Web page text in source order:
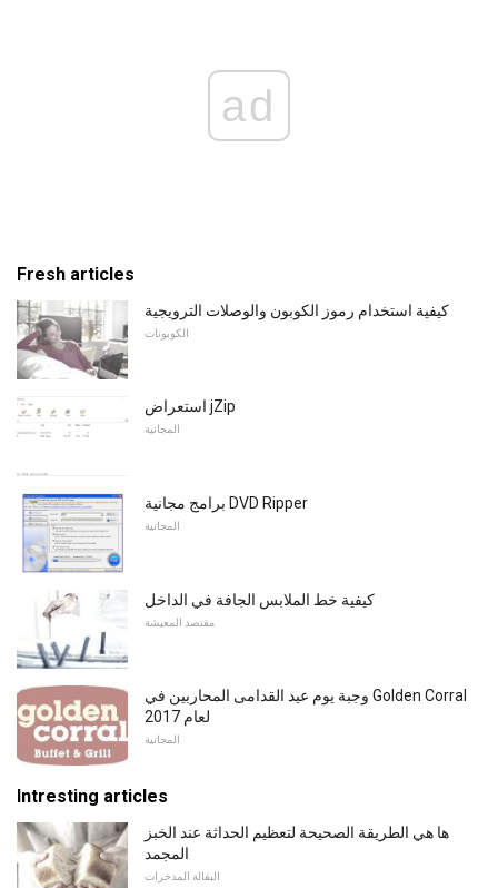
ad
Fresh articles
كيفية استخدام رموز الكوبون والوصلات الترويجية
الكوبونات
استعراض jZip
المجانية
برامج مجانية DVD Ripper
المجانية
كيفية خط الملابس الجافة في الداخل
مقتصد المعيشة
وجبة يوم عيد القدامى المحاربين في Golden Corral
لعام 2017
المجانية
Intresting articles
ها هي الطريقة الصحيحة لتعظيم الحداثة عند الخبز
المجمد
البقالة المدخرات